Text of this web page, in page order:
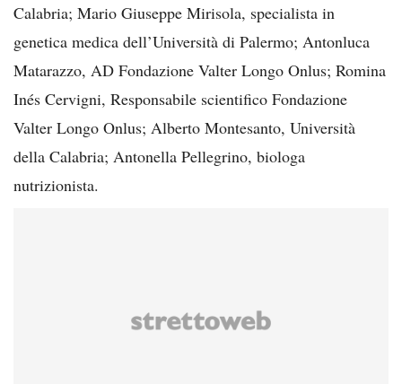
Calabria; Mario Giuseppe Mirisola, specialista in
genetica medica dell’Università di Palermo; Antonluca
Matarazzo, AD Fondazione Valter Longo Onlus; Romina
Inés Cervigni, Responsabile scientifico Fondazione
Valter Longo Onlus; Alberto Montesanto, Università
della Calabria; Antonella Pellegrino, biologa
nutrizionista.